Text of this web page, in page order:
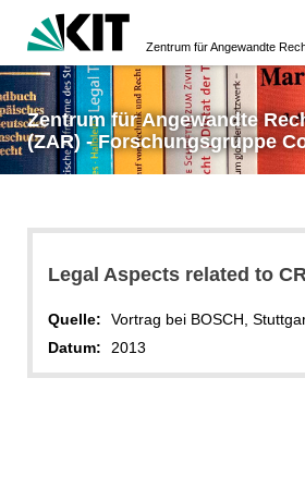
Zentrum für Angewandte
(ZAR) - Forschungsgruppe
Legal Aspects related to
Quelle:
Vortrag bei BOSCH,
Datum:
2013